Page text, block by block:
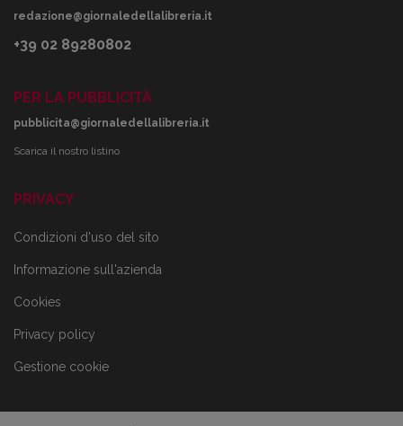
redazione@giornaledellalibreria.it
+39 02 89280802
PER LA PUBBLICITÀ
pubblicita@giornaledellalibreria.it
Scarica il nostro listino
PRIVACY
Condizioni d'uso del sito
Informazione sull'azienda
Cookies
Privacy policy
Gestione cookie